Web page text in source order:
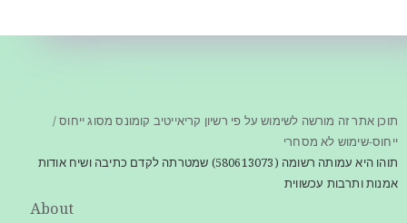
תוכן אתר זה מורשה לשימוש על פי רשיון קריאייטיב קומונס מסוג ייחוס /
ייחוס-שימוש לא מסחרי
תוהו היא עמותה רשומה (580613073) שמטרתה לקדם כתיבה ושיח אודות
אמנות ותרבות עכשווית
About